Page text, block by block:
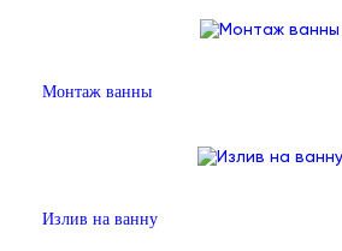
Монтаж ванны
Излив на ванну